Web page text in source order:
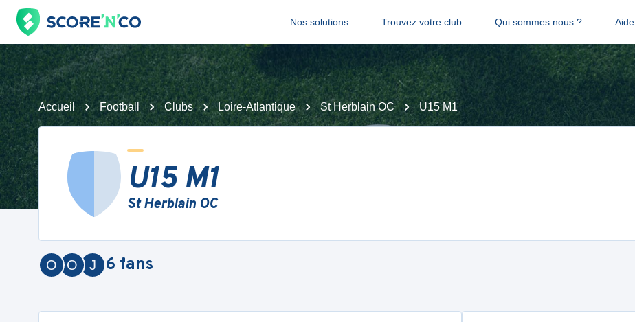
Nos solutions Trouvez votre club Qui sommes nous ? Aide
Accueil Football Clubs Loire-Atlantique St Herblain OC U15 M1
U15 M1
St Herblain OC
J
O
O 6 fans